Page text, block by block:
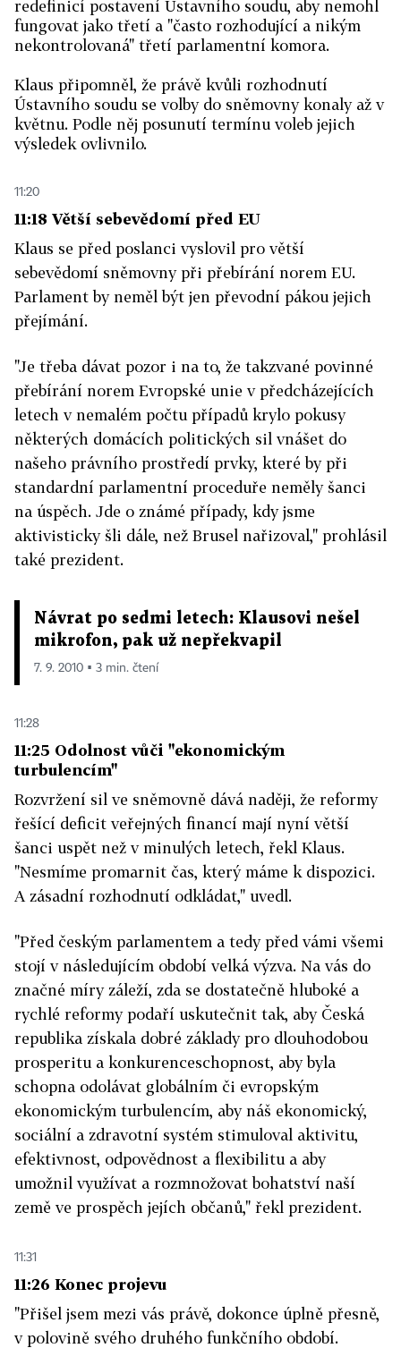
redefinicí postavení Ústavního soudu, aby nemohl
fungovat jako třetí a "často rozhodující a nikým
nekontrolovaná" třetí parlamentní komora.
Klaus připomněl, že právě kvůli rozhodnutí
Ústavního soudu se volby do sněmovny konaly až v
květnu. Podle něj posunutí termínu voleb jejich
výsledek ovlivnilo.
11:20
11:18 Větší sebevědomí před EU
Klaus se před poslanci vyslovil pro větší
sebevědomí sněmovny při přebírání norem EU.
Parlament by neměl být jen převodní pákou jejich
přejímání.
"Je třeba dávat pozor i na to, že takzvané povinné
přebírání norem Evropské unie v předcházejících
letech v nemalém počtu případů krylo pokusy
některých domácích politických sil vnášet do
našeho právního prostředí prvky, které by při
standardní parlamentní proceduře neměly šanci
na úspěch. Jde o známé případy, kdy jsme
aktivisticky šli dále, než Brusel nařizoval," prohlásil
také prezident.
Návrat po sedmi letech: Klausovi nešel
mikrofon, pak už nepřekvapil
7. 9. 2010 ▪ 3 min. čtení
11:28
11:25 Odolnost vůči "ekonomickým
turbulencím"
Rozvržení sil ve sněmovně dává naději, že reformy
řešící deficit veřejných financí mají nyní větší
šanci uspět než v minulých letech, řekl Klaus.
"Nesmíme promarnit čas, který máme k dispozici.
A zásadní rozhodnutí odkládat," uvedl.
"Před českým parlamentem a tedy před vámi všemi
stojí v následujícím období velká výzva. Na vás do
značné míry záleží, zda se dostatečně hluboké a
rychlé reformy podaří uskutečnit tak, aby Česká
republika získala dobré základy pro dlouhodobou
prosperitu a konkurenceschopnost, aby byla
schopna odolávat globálním či evropským
ekonomickým turbulencím, aby náš ekonomický,
sociální a zdravotní systém stimuloval aktivitu,
efektivnost, odpovědnost a flexibilitu a aby
umožnil využívat a rozmnožovat bohatství naší
země ve prospěch jejích občanů," řekl prezident.
11:31
11:26 Konec projevu
"Přišel jsem mezi vás právě, dokonce úplně přesně,
v polovině svého druhého funkčního období.